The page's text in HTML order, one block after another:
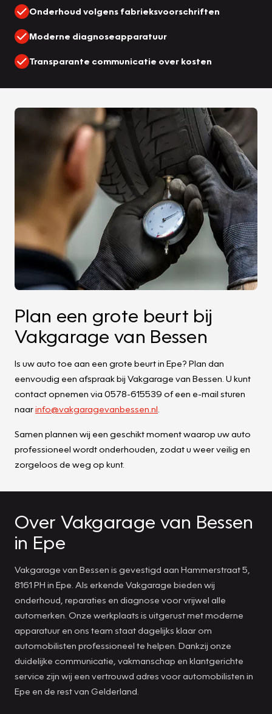
Onderhoud volgens fabrieksvoorschriften
Moderne diagnoseapparatuur
Transparante communicatie over kosten
Plan een grote beurt bij
Vakgarage van Bessen
Is uw auto toe aan een grote beurt in Epe? Plan dan
eenvoudig een afspraak bij Vakgarage van Bessen. U kunt
contact opnemen via 0578-615539 of een e-mail sturen
naarinfo@vakgaragevanbessen.nl
Samen plannen wij een geschikt moment waarop uw auto
professioneel wordt onderhouden, zodat u weer veilig en
zorgeloos de weg op kunt.
Over Vakgarage van Bessen
in Epe
Vakgarage van Bessen is gevestigd aan Hammerstraat 5,
8161 PH in Epe. Als erkende Vakgarage bieden wij
onderhoud, reparaties en diagnose voor vrijwel alle
automerken. Onze werkplaats is uitgerust met moderne
apparatuur en ons team staat dagelijks klaar om
automobilisten professioneel te helpen. Dankzij onze
duidelijke communicatie, vakmanschap en klantgerichte
service zijn wij een vertrouwd adres voor automobilisten in
Epe en de rest van Gelderland.